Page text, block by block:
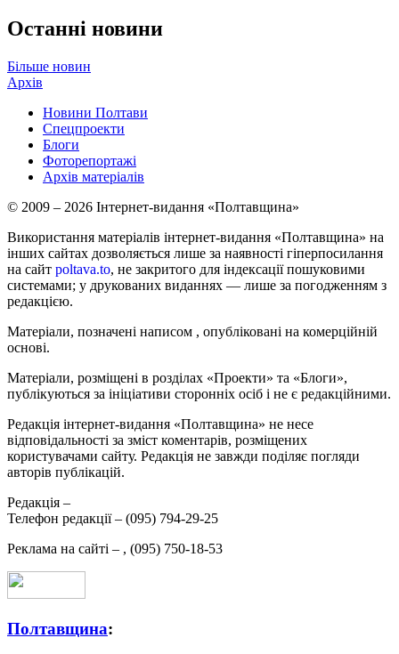
Останні новини
Більше новин
Архів
Новини Полтави
Спецпроекти
Блоги
Фоторепортажі
Архів матеріалів
© 2009 – 2026 Інтернет-видання «Полтавщина»
Використання матеріалів інтернет-видання «Полтавщина» на
інших сайтах дозволяється лише за наявності гіперпосилання
на сайт poltava.to, не закритого для індексації пошуковими
системами; у друкованих виданнях — лише за погодженням з
редакцією.
Матеріали, позначені написом , опубліковані на комерційній
основі.
Матеріали, розміщені в розділах «Проекти» та «Блоги»,
публікуються за ініціативи сторонніх осіб і не є редакційними.
Редакція інтернет-видання «Полтавщина» не несе
відповідальності за зміст коментарів, розміщених
користувачами сайту. Редакція не завжди поділяє погляди
авторів публікацій.
Редакція –
Телефон редакції – (095) 794-29-25
Реклама на сайті – , (095) 750-18-53
Полтавщина: